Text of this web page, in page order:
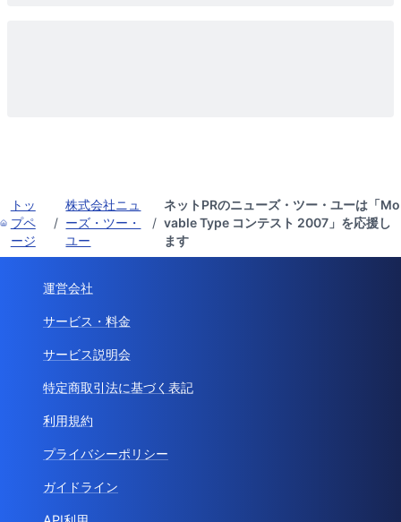
トッ
プペ
ージ
/
株式会社ニュ
ーズ・ツー・
ユー
/
ネットPRのニューズ・ツー・ユーは「Mo
vable Type コンテスト 2007」を応援し
ます
運営会社
サービス・料金
サービス説明会
特定商取引法に基づく表記
利用規約
プライバシーポリシー
ガイドライン